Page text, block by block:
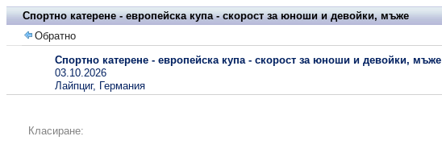
Спортно катерене - европейска купа - скорост за юноши и девойки, мъже
Обратно
Спортно катерене - европейска купа - скорост за юноши и девойки, мъже
03.10.2026
Лайпциг, Германия
Класиране: